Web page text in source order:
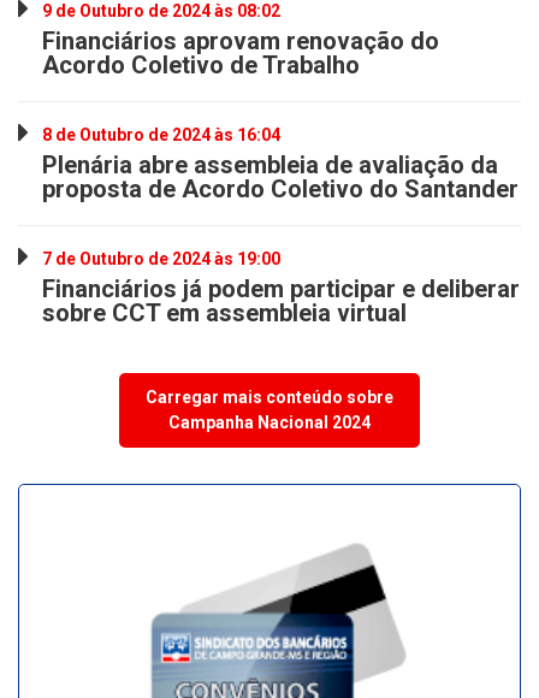
9 de Outubro de 2024 às 08:02
Financiários aprovam renovação do
Acordo Coletivo de Trabalho
8 de Outubro de 2024 às 16:04
Plenária abre assembleia de avaliação da
proposta de Acordo Coletivo do Santander
7 de Outubro de 2024 às 19:00
Financiários já podem participar e deliberar
sobre CCT em assembleia virtual
Carregar mais conteúdo sobre
Campanha Nacional 2024